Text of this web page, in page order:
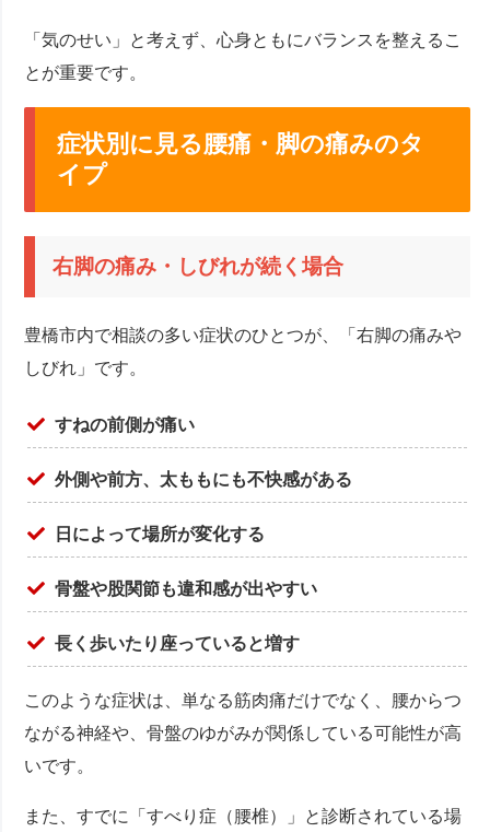
「気のせい」と考えず、心身ともにバランスを整えるこ
とが重要です。
症状別に見る腰痛・脚の痛みのタ
イプ
右脚の痛み・しびれが続く場合
豊橋市内で相談の多い症状のひとつが、「右脚の痛みや
しびれ」です。
すねの前側が痛い
外側や前方、太ももにも不快感がある
日によって場所が変化する
骨盤や股関節も違和感が出やすい
長く歩いたり座っていると増す
このような症状は、単なる筋肉痛だけでなく、腰からつ
ながる神経や、骨盤のゆがみが関係している可能性が高
いです。
また、すでに「すべり症（腰椎）」と診断されている場